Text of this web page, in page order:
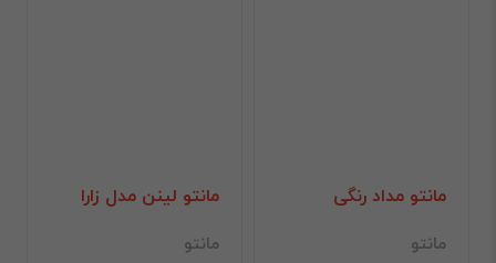
مانتو مداد رنگی
مانتو
مانتو لینن مدل زارا
مانتو